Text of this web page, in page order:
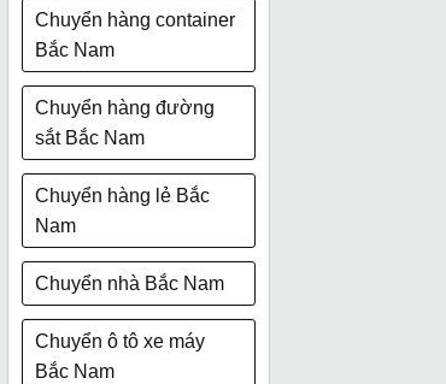
Chuyển hàng container
Bắc Nam
Chuyển hàng đường
sắt Bắc Nam
Chuyển hàng lẻ Bắc
Nam
Chuyển nhà Bắc Nam
Chuyển ô tô xe máy
Bắc Nam